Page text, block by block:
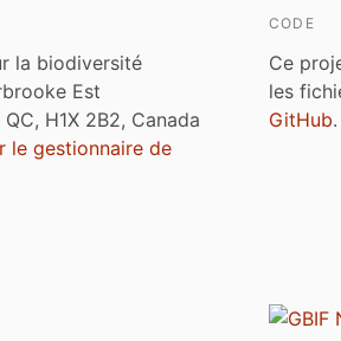
la biodiversité
Est
H1X 2B2, Canada
le gestionnaire de
CODE
Ce
les
GitHub.